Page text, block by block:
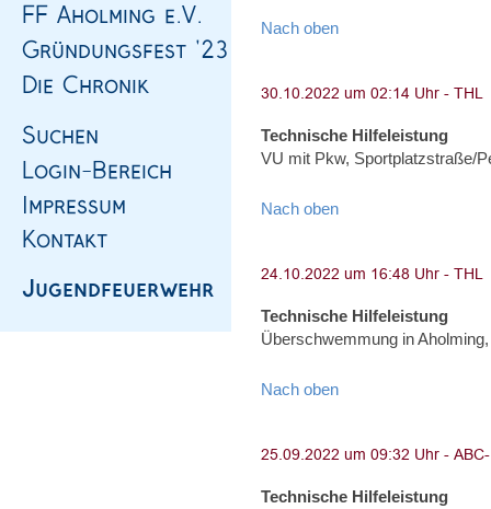
Nach oben
Technische Hilfeleistung
VU mit Pkw, Sportplatzstraße/
Nach oben
Technische Hilfeleistung
Überschwemmung in
Nach oben
Technische Hilfeleistung